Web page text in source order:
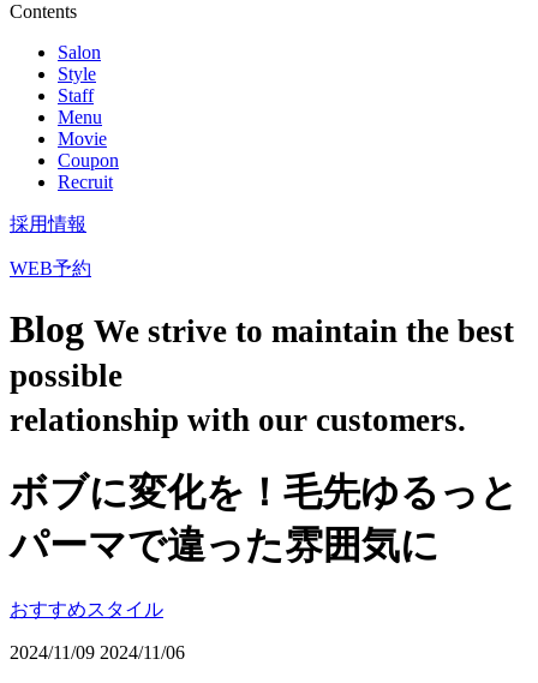
Contents
Salon
Style
Staff
Menu
Movie
Coupon
Recruit
採用情報
WEB予約
Blog We strive to maintain the best
possible
relationship with our customers.
ボブに変化を！毛先ゆるっと
パーマで違った雰囲気に
おすすめスタイル
2024/11/09 2024/11/06